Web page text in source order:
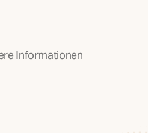
Informationen